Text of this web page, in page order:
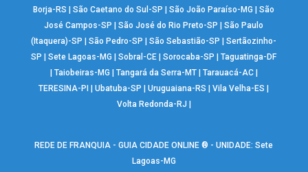
Borja-RS
|São Caetano do Sul-SP |São João Paraíso-MG |São
José Campos-SP
|São José do Rio Preto-SP |São Paulo
(Itaquera)-SP
|São Pedro-SP |São Sebastião-SP |Sertãozinho-
SP
|Sete Lagoas-MG |Sobral-CE |Sorocaba-SP |Taguatinga-DF
Taiobeiras-MG Tangará da Serra-MT| Tarauacá-AC|
TERESINA-PI
|Ubatuba-SP |Uruguaiana-RS |Vila Velha-ES
Volta Redonda-RJ
REDE DE FRANQUIA - GUIA CIDADE ONLINE ® - UNIDADE: Sete
Lagoas-MG